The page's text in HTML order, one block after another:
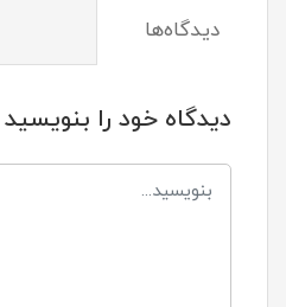
دیدگاه‌ها
دیدگاه خود را بنویسید